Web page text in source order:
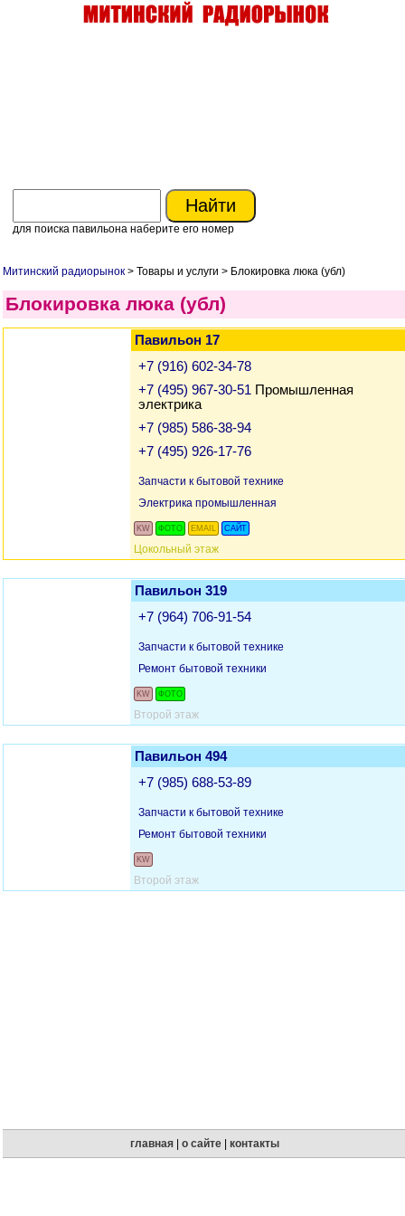
для поиска павильона наберите его номер
Митинский радиорынок > Товары и услуги > Блокировка люка (убл)
Блокировка люка (убл)
Павильон 17
+7 (916) 602-34-78
+7 (495) 967-30-51 Промышленная
электрика
+7 (985) 586-38-94
+7 (495) 926-17-76
Запчасти к бытовой технике
Электрика промышленная
KW ФОТО EMAIL САЙТ
Цокольный этаж
Павильон 319
+7 (964) 706-91-54
Запчасти к бытовой технике
Ремонт бытовой техники
KW ФОТО
Второй этаж
Павильон 494
+7 (985) 688-53-89
Запчасти к бытовой технике
Ремонт бытовой техники
KW
Второй этаж
главная |о сайте |контакты